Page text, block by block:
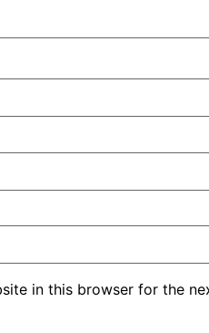
in this browser for the